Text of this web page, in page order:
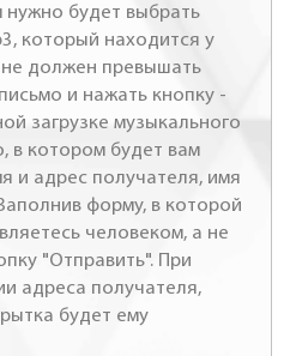
будет выбрать
который находится у
не должен превышать
и нажать кнопку -
загрузке музыкального
в котором будет вам
и адрес получателя, имя
форму, в которой
человеком, а не
"Отправить". При
адреса получателя,
будет ему